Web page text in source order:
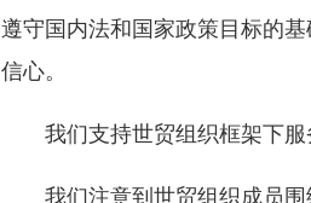
遵守国内法和国家政策目标的
信心。
我们支持世贸组织框架下服
我们注意到世贸组织成员围